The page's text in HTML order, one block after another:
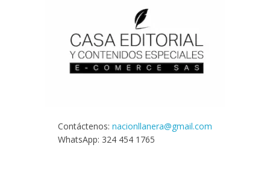
Contáctenos: nacionllanera@gmail.com
WhatsApp: 324 454 1765